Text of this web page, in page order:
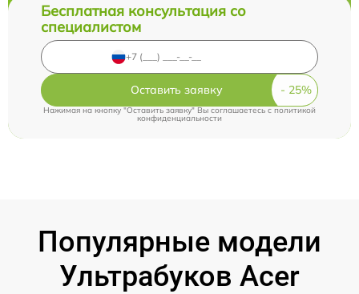
Бесплатная консультация со
специалистом
Оставить заявку
Нажимая на кнопку "Оставить заявку" Вы соглашаетесь cполитикой
конфиденциальности
Популярные модели
Ультрабуков Acer